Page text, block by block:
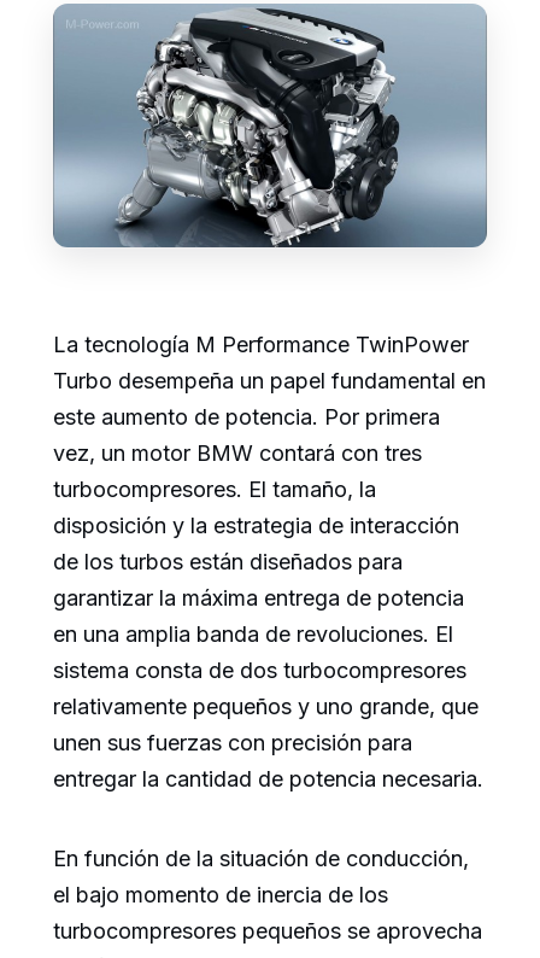
La tecnología M Performance TwinPower
Turbo desempeña un papel fundamental en
este aumento de potencia. Por primera
vez, un motor BMW contará con tres
turbocompresores. El tamaño, la
disposición y la estrategia de interacción
de los turbos están diseñados para
garantizar la máxima entrega de potencia
en una amplia banda de revoluciones. El
sistema consta de dos turbocompresores
relativamente pequeños y uno grande, que
unen sus fuerzas con precisión para
entregar la cantidad de potencia necesaria.
En función de la situación de conducción,
el bajo momento de inercia de los
turbocompresores pequeños se aprovecha